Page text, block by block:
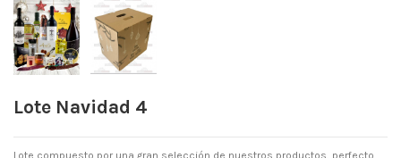
Lote Navidad 4
Lote compuesto por una gran selección de nuestros productos, perfecto